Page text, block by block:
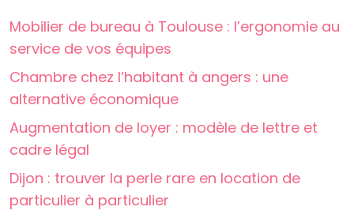
Mobilier de bureau à Toulouse : l’ergonomie au
service de vos équipes
Chambre chez l’habitant à angers : une
alternative économique
Augmentation de loyer : modèle de lettre et
cadre légal
Dijon : trouver la perle rare en location de
particulier à particulier